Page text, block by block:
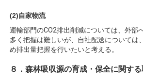
(2)自家物流
運輸部門のCO2排出削減については、外部
多く把握は難しいが、自社配送については
め排出量把握を行いたいと考える。
８．森林吸収源の育成・保全に関す